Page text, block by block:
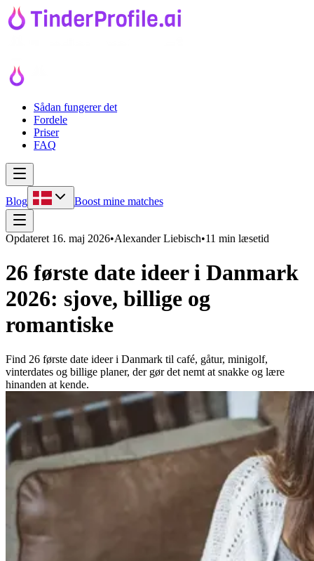
Sådan fungerer det
Fordele
Priser
FAQ
Blog Boost mine matches
Opdateret 16. maj 2026•Alexander Liebisch•11 min læsetid
26 første date ideer i Danmark
2026: sjove, billige og
romantiske
Find 26 første date ideer i Danmark til café, gåtur, minigolf,
vinterdates og billige planer, der gør det nemt at snakke og lære
hinanden at kende.